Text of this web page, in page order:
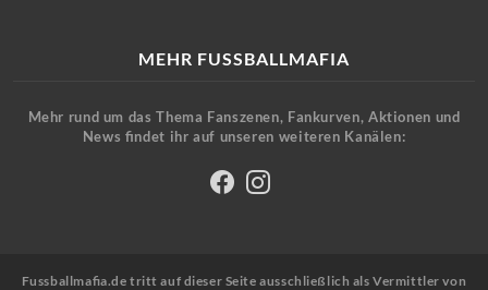
MEHR FUSSBALLMAFIA
Mehr rund um das Thema Fanszenen, Fankurven, Aktionen und
News findet ihr auf unseren weiteren Kanälen:
Fussballmafia.de tritt auf dieser Seite ausschließlich als Vermittler von